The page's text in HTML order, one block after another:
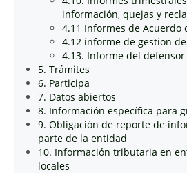
información, quejas y
4.11 Informes de Acuerdo
4.12 informe de gestion
4.13. Informe del
5. Trámites
6. Participa
7. Datos abiertos
8. Información específica para
9. Obligación de reporte de
parte de la entidad
10. Información tributaria en
locales